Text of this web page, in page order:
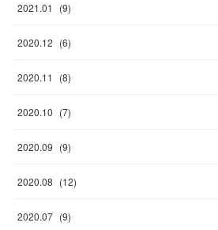
2021.01 (9)
2020.12 (6)
2020.11 (8)
2020.10 (7)
2020.09 (9)
2020.08 (12)
2020.07 (9)